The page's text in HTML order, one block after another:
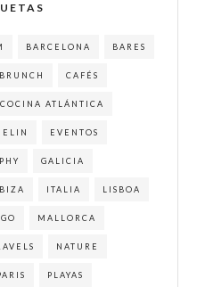
BARCELONA BARES
BRUNCH CAFÉS
COCINA ATLÁNTICA
EVENTOS
GALICIA
ITALIA LISBOA
MALLORCA
NATURE
PLAYAS